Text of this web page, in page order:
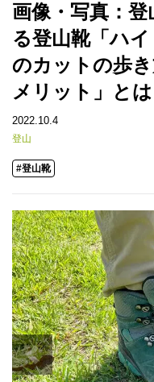
画像・写真：
る登山靴「ハ
のカットの歩
メリット」とは
2022.10.4
登山
#登山靴